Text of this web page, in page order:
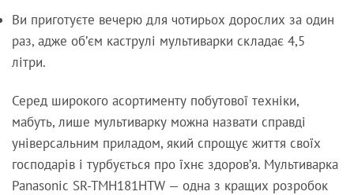
Ви приготуєте вечерю для чотирьох дорослих за один
раз, адже об’єм каструлі мультиварки складає 4,5
літри.
Серед широкого асортименту побутової техніки,
мабуть, лише мультиварку можна назвати справді
універсальним приладом, який спрощує життя своїх
господарів і турбується про їхнє здоров’я. Мультиварка
Panasonic SR-TMH181HTW — одна з кращих розробок